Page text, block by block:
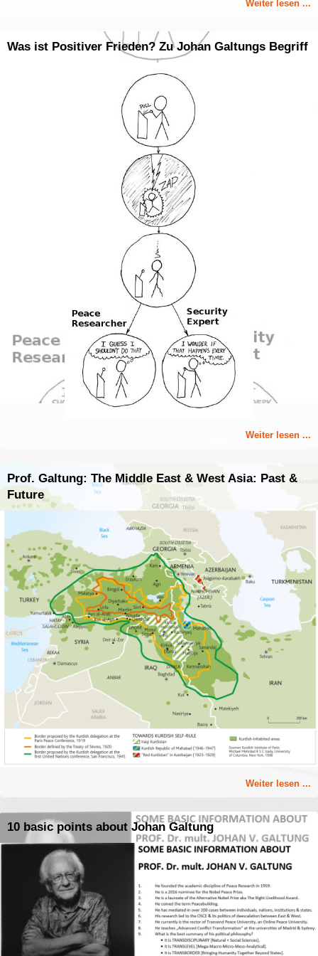
Weiter lesen ...
Was ist Positiver Frieden? Zu Johan Galtungs Begriff
Weiter lesen ...
Prof. Galtung: The Middle East & West Asia: Past &
Future
Weiter lesen ...
10 basic points about Johan Galtung